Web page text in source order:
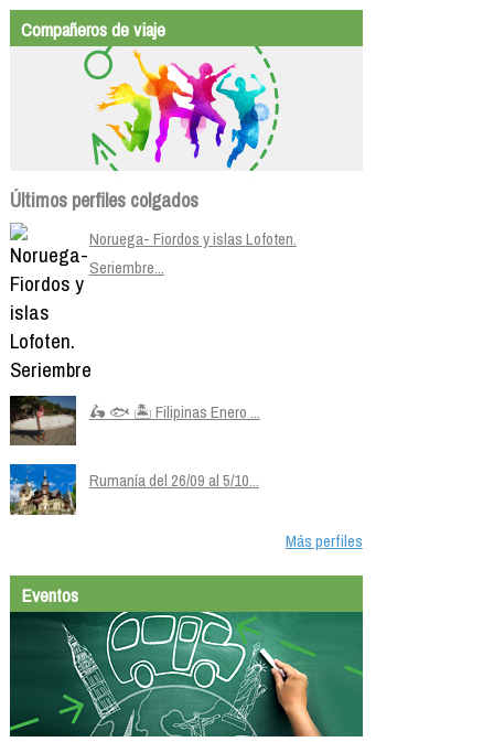
Compañeros de viaje
Últimos perfiles colgados
Noruega- Fiordos y islas Lofoten.
Seriembre...
🛵 🐟 🏝️ Filipinas Enero ...
Rumanía del 26/09 al 5/10...
Más perfiles
Eventos